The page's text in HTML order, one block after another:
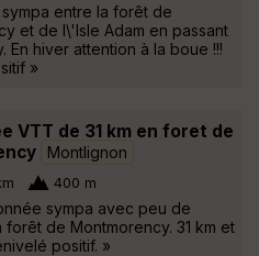
entre la forêt de
et de l\'Isle Adam en passant
En hiver attention à la boue !!!
»
VTT de 31 km en foret de
Montlignon
400 m
sympa avec peu de
de Montmorency. 31 km et
positif. »